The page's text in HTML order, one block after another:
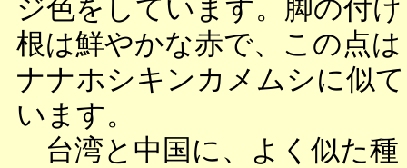
ジ色をしています。脚の付け
根は鮮やかな赤で、この点は
ナナホシキンカメムシに似て
います。
台湾と中国に、よく似た種